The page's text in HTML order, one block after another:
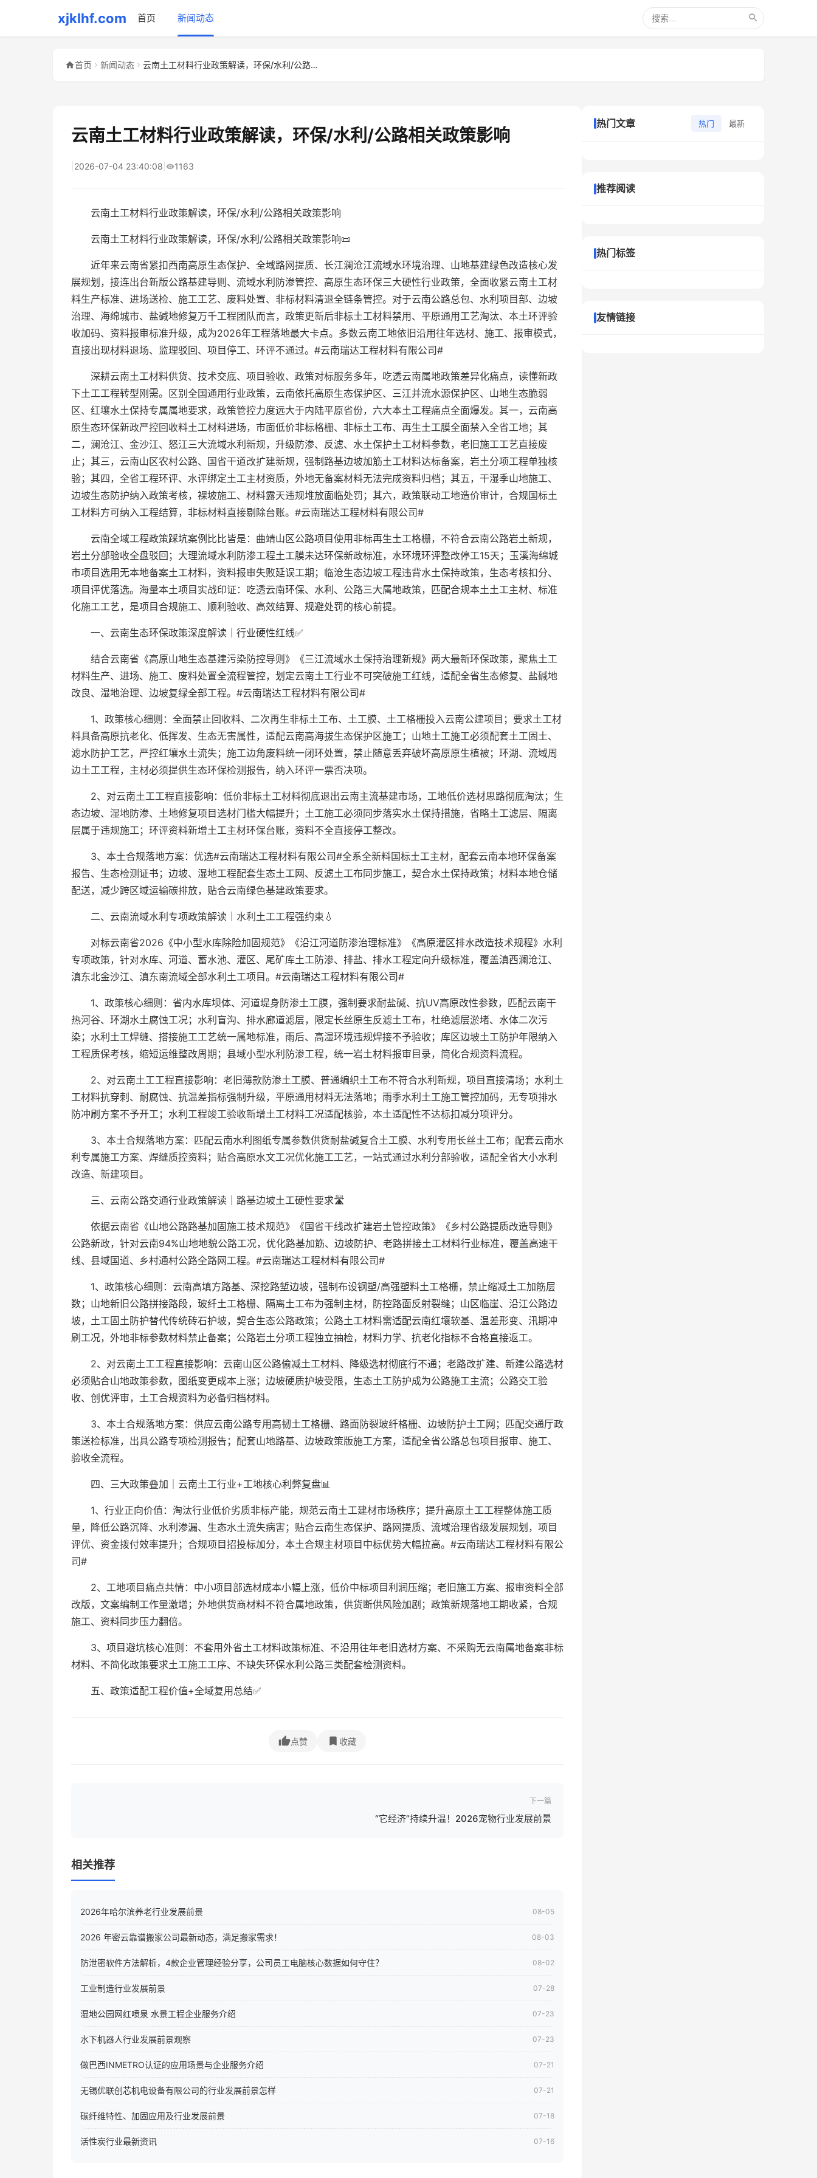
xjklhf.com 首页 新闻动态
首页 新闻动态 云南土工材料行业政策解读，环保/水利/公路相关政策影响
云南土工材料行业政策解读，环保/水利/公路相关政策影响
2026-07-04 23:40:08 1163
云南土工材料行业政策解读，环保/水利/公路相关政策影响
云南土工材料行业政策解读，环保/水利/公路相关政策影响📜
近年来云南省紧扣西南高原生态保护、全域路网提质、长江澜沧江流域水环境治理、山地基建绿色改造核心发
展规划，接连出台新版公路基建导则、流域水利防渗管控、高原生态环保三大硬性行业政策，全面收紧云南土工材
料生产标准、进场送检、施工工艺、废料处置、非标材料清退全链条管控。对于云南公路总包、水利项目部、边坡
治理、海绵城市、盐碱地修复万千工程团队而言，政策更新后非标土工材料禁用、平原通用工艺淘汰、本土环评验
收加码、资料报审标准升级，成为2026年工程落地最大卡点。多数云南工地依旧沿用往年选材、施工、报审模式，
直接出现材料退场、监理驳回、项目停工、环评不通过。#云南瑞达工程材料有限公司#
深耕云南土工材料供货、技术交底、项目验收、政策对标服务多年，吃透云南属地政策差异化痛点，读懂新政
下土工工程转型刚需。区别全国通用行业政策，云南依托高原生态保护区、三江并流水源保护区、山地生态脆弱
区、红壤水土保持专属属地要求，政策管控力度远大于内陆平原省份，六大本土工程痛点全面爆发。其一，云南高
原生态环保新政严控回收料土工材料进场，市面低价非标格栅、非标土工布、再生土工膜全面禁入全省工地；其
二，澜沧江、金沙江、怒江三大流域水利新规，升级防渗、反滤、水土保护土工材料参数，老旧施工工艺直接废
止；其三，云南山区农村公路、国省干道改扩建新规，强制路基边坡加筋土工材料达标备案，岩土分项工程单独核
验；其四，全省工程环评、水评绑定土工主材资质，外地无备案材料无法完成资料归档；其五，干湿季山地施工、
边坡生态防护纳入政策考核，裸坡施工、材料露天违规堆放面临处罚；其六，政策联动工地造价审计，合规国标土
工材料方可纳入工程结算，非标材料直接剔除台账。#云南瑞达工程材料有限公司#
云南全域工程政策踩坑案例比比皆是：曲靖山区公路项目使用非标再生土工格栅，不符合云南公路岩土新规，
岩土分部验收全盘驳回；大理流域水利防渗工程土工膜未达环保新政标准，水环境环评整改停工15天；玉溪海绵城
市项目选用无本地备案土工材料，资料报审失败延误工期；临沧生态边坡工程违背水土保持政策，生态考核扣分、
项目评优落选。海量本土项目实战印证：吃透云南环保、水利、公路三大属地政策，匹配合规本土土工主材、标准
化施工工艺，是项目合规施工、顺利验收、高效结算、规避处罚的核心前提。
一、云南生态环保政策深度解读｜行业硬性红线✅
结合云南省《高原山地生态基建污染防控导则》《三江流域水土保持治理新规》两大最新环保政策，聚焦土工
材料生产、进场、施工、废料处置全流程管控，划定云南土工行业不可突破施工红线，适配全省生态修复、盐碱地
改良、湿地治理、边坡复绿全部工程。#云南瑞达工程材料有限公司#
1、政策核心细则：全面禁止回收料、二次再生非标土工布、土工膜、土工格栅投入云南公建项目；要求土工材
料具备高原抗老化、低挥发、生态无害属性，适配云南高海拔生态保护区施工；山地土工施工必须配套土工固土、
滤水防护工艺，严控红壤水土流失；施工边角废料统一闭环处置，禁止随意丢弃破坏高原原生植被；环湖、流域周
边土工工程，主材必须提供生态环保检测报告，纳入环评一票否决项。
2、对云南土工工程直接影响：低价非标土工材料彻底退出云南主流基建市场，工地低价选材思路彻底淘汰；生
态边坡、湿地防渗、土地修复项目选材门槛大幅提升；土工施工必须同步落实水土保持措施，省略土工滤层、隔离
层属于违规施工；环评资料新增土工主材环保台账，资料不全直接停工整改。
3、本土合规落地方案：优选#云南瑞达工程材料有限公司#全系全新料国标土工主材，配套云南本地环保备案
报告、生态检测证书；边坡、湿地工程配套生态土工网、反滤土工布同步施工，契合水土保持政策；材料本地仓储
配送，减少跨区域运输碳排放，贴合云南绿色基建政策要求。
二、云南流域水利专项政策解读｜水利土工工程强约束💧
对标云南省2026《中小型水库除险加固规范》《沿江河道防渗治理标准》《高原灌区排水改造技术规程》水利
专项政策，针对水库、河道、蓄水池、灌区、尾矿库土工防渗、排盐、排水工程定向升级标准，覆盖滇西澜沧江、
滇东北金沙江、滇东南流域全部水利土工项目。#云南瑞达工程材料有限公司#
1、政策核心细则：省内水库坝体、河道堤身防渗土工膜，强制要求耐盐碱、抗UV高原改性参数，匹配云南干
热河谷、环湖水土腐蚀工况；水利盲沟、排水廊道滤层，限定长丝原生反滤土工布，杜绝滤层淤堵、水体二次污
染；水利土工焊缝、搭接施工工艺统一属地标准，雨后、高湿环境违规焊接不予验收；库区边坡土工防护年限纳入
工程质保考核，缩短运维整改周期；县域小型水利防渗工程，统一岩土材料报审目录，简化合规资料流程。
2、对云南土工工程直接影响：老旧薄款防渗土工膜、普通编织土工布不符合水利新规，项目直接清场；水利土
工材料抗穿刺、耐腐蚀、抗温差指标强制升级，平原通用材料无法落地；雨季水利土工施工管控加码，无专项排水
防冲刷方案不予开工；水利工程竣工验收新增土工材料工况适配核验，本土适配性不达标扣减分项评分。
3、本土合规落地方案：匹配云南水利图纸专属参数供货耐盐碱复合土工膜、水利专用长丝土工布；配套云南水
利专属施工方案、焊缝质控资料；贴合高原水文工况优化施工工艺，一站式通过水利分部验收，适配全省大小水利
改造、新建项目。
三、云南公路交通行业政策解读｜路基边坡土工硬性要求🛣️
依据云南省《山地公路路基加固施工技术规范》《国省干线改扩建岩土管控政策》《乡村公路提质改造导则》
公路新政，针对云南94%山地地貌公路工况，优化路基加筋、边坡防护、老路拼接土工材料行业标准，覆盖高速干
线、县域国道、乡村通村公路全路网工程。#云南瑞达工程材料有限公司#
1、政策核心细则：云南高填方路基、深挖路堑边坡，强制布设钢塑/高强塑料土工格栅，禁止缩减土工加筋层
数；山地新旧公路拼接路段，玻纤土工格栅、隔离土工布为强制主材，防控路面反射裂缝；山区临崖、沿江公路边
坡，土工固土防护替代传统砖石护坡，契合生态公路政策；公路土工材料需适配云南红壤软基、温差形变、汛期冲
刷工况，外地非标参数材料禁止备案；公路岩土分项工程独立抽检，材料力学、抗老化指标不合格直接返工。
2、对云南土工工程直接影响：云南山区公路偷减土工材料、降级选材彻底行不通；老路改扩建、新建公路选材
必须贴合山地政策参数，图纸变更成本上涨；边坡硬质护坡受限，生态土工防护成为公路施工主流；公路交工验
收、创优评审，土工合规资料为必备归档材料。
3、本土合规落地方案：供应云南公路专用高韧土工格栅、路面防裂玻纤格栅、边坡防护土工网；匹配交通厅政
策送检标准，出具公路专项检测报告；配套山地路基、边坡政策版施工方案，适配全省公路总包项目报审、施工、
验收全流程。
四、三大政策叠加｜云南土工行业+工地核心利弊复盘📊
1、行业正向价值：淘汰行业低价劣质非标产能，规范云南土工建材市场秩序；提升高原土工工程整体施工质
量，降低公路沉降、水利渗漏、生态水土流失病害；贴合云南生态保护、路网提质、流域治理省级发展规划，项目
评优、资金拨付效率提升；合规项目招投标加分，本土合规主材项目中标优势大幅拉高。#云南瑞达工程材料有限公
司#
2、工地项目痛点共情：中小项目部选材成本小幅上涨，低价中标项目利润压缩；老旧施工方案、报审资料全部
改版，文案编制工作量激增；外地供货商材料不符合属地政策，供货断供风险加剧；政策新规落地工期收紧，合规
施工、资料同步压力翻倍。
3、项目避坑核心准则：不套用外省土工材料政策标准、不沿用往年老旧选材方案、不采购无云南属地备案非标
材料、不简化政策要求土工施工工序、不缺失环保水利公路三类配套检测资料。
五、政策适配工程价值+全域复用总结✅
点赞 收藏
下一篇
“它经济”持续升温！2026宠物行业发展前景
相关推荐
2026年哈尔滨养老行业发展前景 08-05
2026 年密云靠谱搬家公司最新动态，满足搬家需求！ 08-03
防泄密软件方法解析，4款企业管理经验分享，公司员工电脑核心数据如何守住？ 08-02
工业制造行业发展前景 07-28
湿地公园网红喷泉 水景工程企业服务介绍 07-23
水下机器人行业发展前景观察 07-23
做巴西INMETRO认证的应用场景与企业服务介绍 07-21
无锡优联创芯机电设备有限公司的行业发展前景怎样 07-21
碳纤维特性、加固应用及行业发展前景 07-18
活性炭行业最新资讯 07-16
热门文章 热门 最新
推荐阅读
热门标签
友情链接